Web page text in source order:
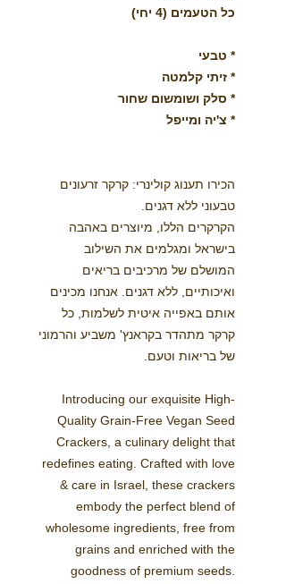
כל הטעמים (4 יחי)
* טבעי
* זיתי קלמטה
* סלק ושומשום שחור
* צ'יה ומייפל
הכירו תענוג קולינרי: קרקר זרעונים
טבעוני ללא דגנים.
הקרקרים הללו, מיוצרים באהבה
בישראל ומגלמים את השילוב
המושלם של מרכיבים בריאים
ואיכותיים, ללא דגנים. אנחנו מכינים
אותם באפייה איטית לשלמות, כל
קרקר מתהדר בקראנץ' משביע והרמוני
של בריאות וטעם.
Introducing our exquisite High-
Quality Grain-Free Vegan Seed
Crackers, a culinary delight that
redefines eating. Crafted with love
& care in Israel, these crackers
embody the perfect blend of
wholesome ingredients, free from
grains and enriched with the
goodness of premium seeds.